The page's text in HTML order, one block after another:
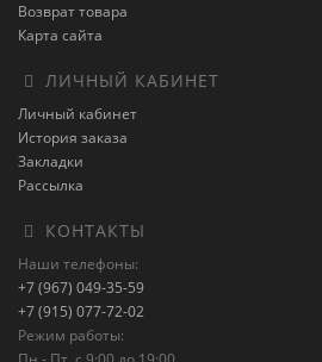
Возврат товара
Карта сайта
ЛИЧНЫЙ КАБИНЕТ
Личный кабинет
История заказа
Закладки
Рассылка
КОНТАКТЫ
Наши телефоны:
+7 (967) 049-35-59
+7 (915) 077-72-02
Режим работы: